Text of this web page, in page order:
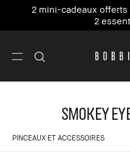
2 mini-cadeaux
2
Smokey
PINCEAUX ET ACCESSOIRES